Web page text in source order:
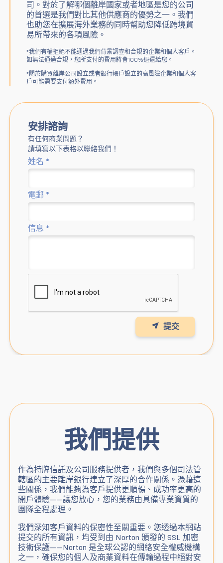
司。對於了解哪個離岸國家或者地區是您的公司
的首選是我們對比其他供應商的優勢之一。我們
也助您在擴展海外業務的同時幫助您降低跨境貿
易所帶來的各項風險。
*我們有權拒絕不能通過我們背景調查和合規的企業和個人客戶。
如無法通過合規，您所支付的費用將會100%退還給您。
*關於購買離岸公司設立或者銀行帳戶設立的高風險企業和個人客
戶可能需要支付額外費用。
安排諮詢
有任何商業問題？
請填寫以下表格以聯絡我們！
姓名 *
電郵 *
信息 *
提交
我們提供
作為持牌信託及公司服務提供者，我們與多個司法管
轄區的主要離岸銀行建立了深厚的合作關係。憑藉這
些關係，我們能夠為客戶提供更順暢、成功率更高的
開戶體驗——讓您放心，您的業務由具備專業資質的
團隊全程處理。
我們深知客戶資料的保密性至關重要。您透過本網站
提交的所有資訊，均受到由 Norton 頒發的 SSL 加密
技術保護——Norton 是全球公認的網絡安全權威機構
之一，確保您的個人及商業資料在傳輸過程中絕對安